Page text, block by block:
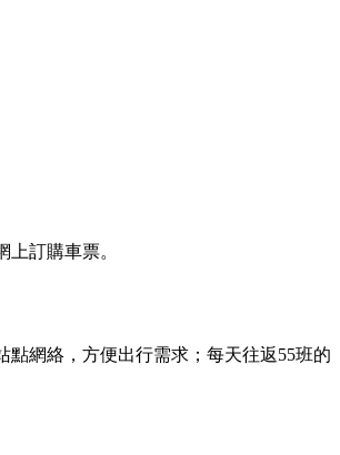
訂購車票。
網絡，方便出行需求；每天往返55班的